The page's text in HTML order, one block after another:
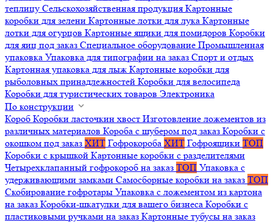
теплицу Сельскохозяйственная продукция Картонные
коробки для зелени Картонные лотки для лука Картонные
лотки для огурцов Картонные ящики для помидоров Коробки
для яиц под заказ Специальное оборудование Промышленная
упаковка Упаковка для типографии на заказ Спорт и отдых
Картонная упаковка для лыж Картонные коробки для
рыболовных принадлежностей Коробки для велосипеда
Коробки для туристических товаров Электроника
По конструкции
Короб Коробки ласточкин хвост Изготовление ложементов из
различных материалов Короба с шубером под заказ Коробки с
окошком под заказ ХИТ Гофрокороба ХИТ Гофроящики ТОП
Коробки с крышкой Картонные коробки с разделителями
Четырехклапанный гофрокороб на заказ ТОП Упаковка с
удерживающими замками Самосборные коробки на заказ ТОП
Скобирование гофротары Упаковка с ложементом из картона
на заказ Коробки-шкатулки для вашего бизнеса Коробки с
пластиковыми ручками на заказ Картонные тубусы на заказ